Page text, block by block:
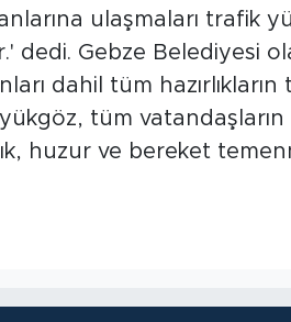
ulaşmaları trafik
dedi. Gebze Belediyesi
dahil tüm hazırlıkların
tüm vatandaşların
huzur ve bereket